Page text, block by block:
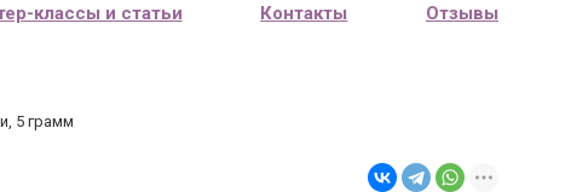
классы и статьи Контакты Отзывы
5 грамм